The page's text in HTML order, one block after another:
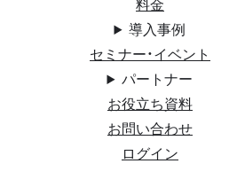
導入事例
セミナー・イベント
パートナー
お役立ち資料
お問い合わせ
ログイン